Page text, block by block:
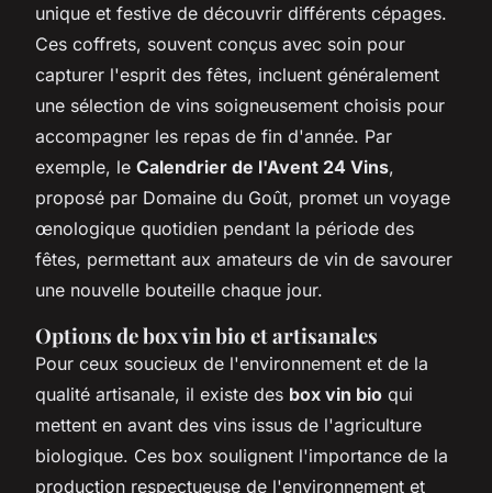
unique et festive de découvrir différents cépages.
Ces coffrets, souvent conçus avec soin pour
capturer l'esprit des fêtes, incluent généralement
une sélection de vins soigneusement choisis pour
accompagner les repas de fin d'année. Par
exemple, le Calendrier de l'Avent 24 Vins,
proposé par Domaine du Goût, promet un voyage
œnologique quotidien pendant la période des
fêtes, permettant aux amateurs de vin de savourer
une nouvelle bouteille chaque jour.
Options de box vin bio et artisanales
Pour ceux soucieux de l'environnement et de la
qualité artisanale, il existe des box vin bio qui
mettent en avant des vins issus de l'agriculture
biologique. Ces box soulignent l'importance de la
production respectueuse de l'environnement et